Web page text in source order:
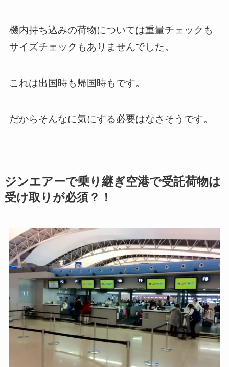
機内持ち込みの荷物については重量チェックも
サイズチェックもありませんでした。
これは出国時も帰国時もです。
だからそんなに気にする必要はなさそうです。
ジンエアーで乗り継ぎ空港で受託荷物は
受け取りが必須？！